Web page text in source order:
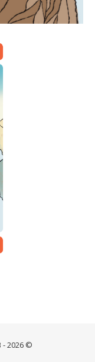
- 2026 ©